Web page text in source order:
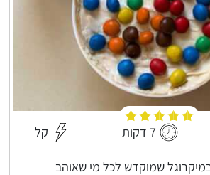
7 דקות קל
שמוקדש לכל מי שאוהב